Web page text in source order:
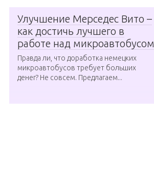
Улучшение Мерседес Вито –
как достичь лучшего в
работе над микроавтобусом
Правда ли, что доработка немецких
микроавтобусов требует больших
денег? Не совсем. Предлагаем...